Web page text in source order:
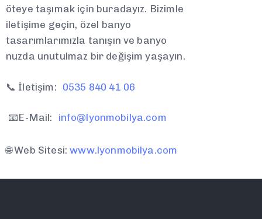
öteye taşımak için buradayız. Bizimle
iletişime geçin, özel banyo
tasarımlarımızla tanışın ve banyo
nuzda unutulmaz bir değişim yaşayın.
📞 İletişim: 0535 840 41 06
📧E-Mail: info@lyonmobilya.com
🌐 Web Sitesi:www.lyonmobilya.com
w